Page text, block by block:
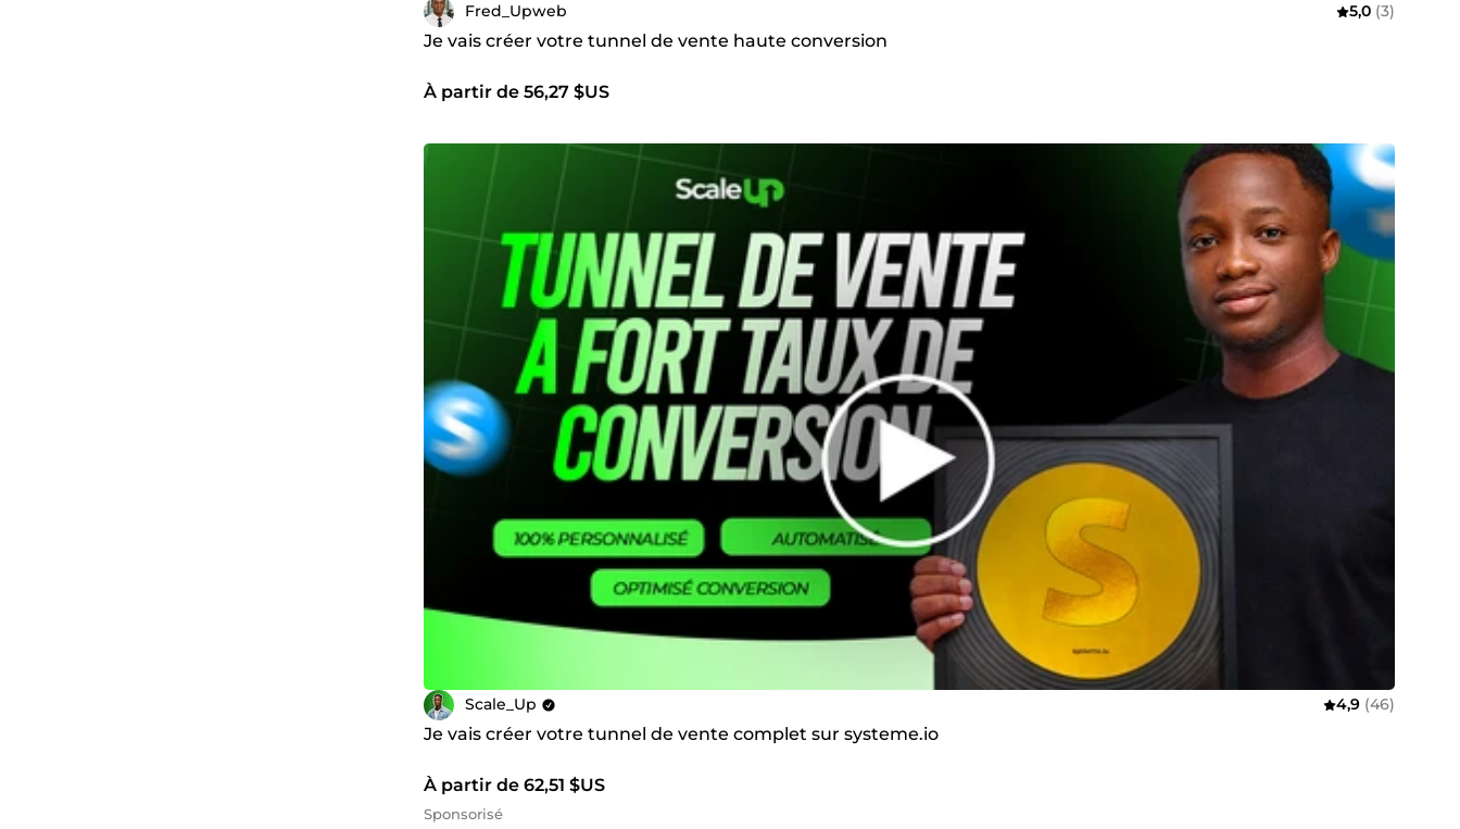
Fred_Upweb 5,0 (3)
Je vais créer votre tunnel de vente haute conversion
À partir de 56,27 $US
Scale_Up 4,9 (46)
Je vais créer votre tunnel de vente complet sur systeme.io
À partir de 62,51 $US
Sponsorisé